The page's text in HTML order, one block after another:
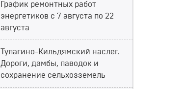
График ремонтных работ
энергетиков с 7 августа по 22
августа
Тулагино-Кильдямский наслег.
Дороги, дамбы, паводок и
сохранение сельхозземель